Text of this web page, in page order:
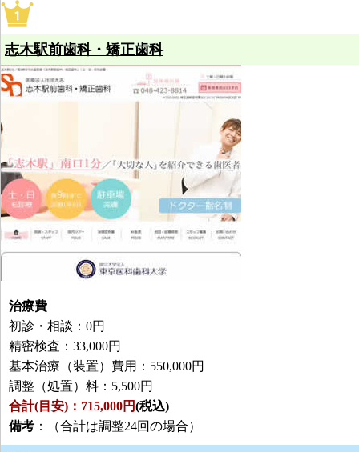
志木駅前歯科・矯正歯科
治療費
初診・相談：0円
精密検査：33,000円
基本治療（装置）費用：550,000円
調整（処置）料：5,500円
合計(目安)：715,000円(税込)
備考 ：（合計は調整24回の場合）